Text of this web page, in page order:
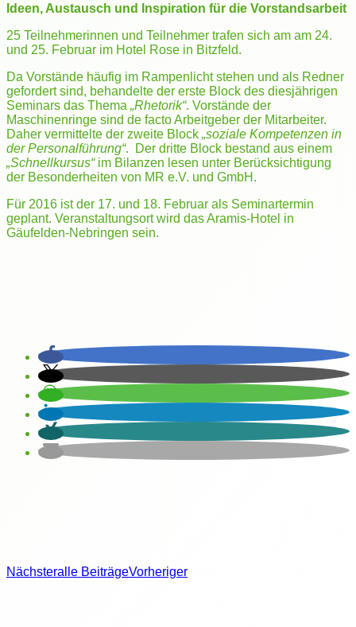
Ideen, Austausch und Inspiration für die Vorstandsarbeit
25 Teilnehmerinnen und Teilnehmer trafen sich am am 24.
und 25. Februar im Hotel Rose in Bitzfeld.
Da Vorstände häufig im Rampenlicht stehen und als Redner
gefordert sind, behandelte der erste Block des diesjährigen
Seminars das Thema „Rhetorik“. Vorstände der
Maschinenringe sind de facto Arbeitgeber der Mitarbeiter.
Daher vermittelte der zweite Block „soziale Kompetenzen in
der Personalführung“. Der dritte Block bestand aus einem
„Schnellkursus“im Bilanzen lesen unter Berücksichtigung
der Besonderheiten von MR e.V. und GmbH.
Für 2016 ist der 17. und 18. Februar als Seminartermin
geplant. Veranstaltungsort wird das Aramis-Hotel in
Gäufelden-Nebringen sein.
Nächsteralle BeiträgeVorheriger